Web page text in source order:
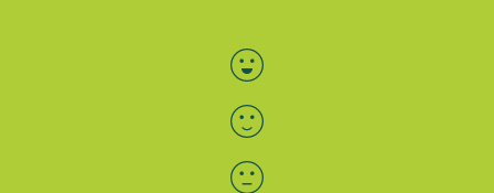
Bewertung auswählen